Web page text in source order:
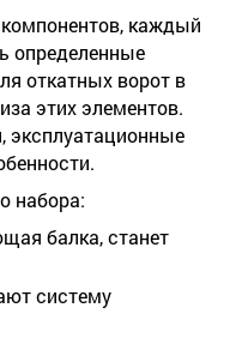
каждый
определенные
откатных ворот в
этих элементов.
эксплуатационные
набора:
балка, станет
систему